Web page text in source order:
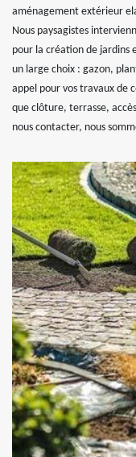
aménagement extérieur
Nous paysagistes
pour la création de jardins
un large choix : gazon,
appel pour vos travaux de
que clôture, terrasse,
nous contacter, nous